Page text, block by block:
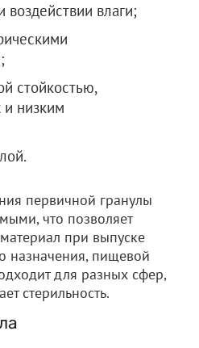
воздействии влаги;
стойкостью,
и низким
первичной гранулы
что позволяет
при выпуске
назначения, пищевой
для разных сфер,
стерильность.